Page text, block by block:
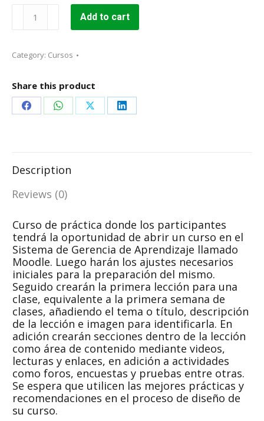
de
4.X
quantity
Add to cart
Category: Cursos
Share this product
Share Share Share Share
Description
Reviews (0)
Curso de práctica donde los participantes
tendrá la oportunidad de abrir un curso en el
Sistema de Gerencia de Aprendizaje llamado
Moodle. Luego harán los ajustes necesarios
iniciales para la preparación del mismo.
Seguido crearán la primera lección para una
clase, equivalente a la primera semana de
clases, añadiendo el tema o título, descripción
de la lección e imagen para identificarla. En
adición crearán secciones dentro de la lección
como área de contenido mediante videos,
lecturas y enlaces, en adición a actividades
como foros, encuestas y pruebas entre otras.
Se espera que utilicen las mejores prácticas y
recomendaciones en el proceso de diseño de
su curso.